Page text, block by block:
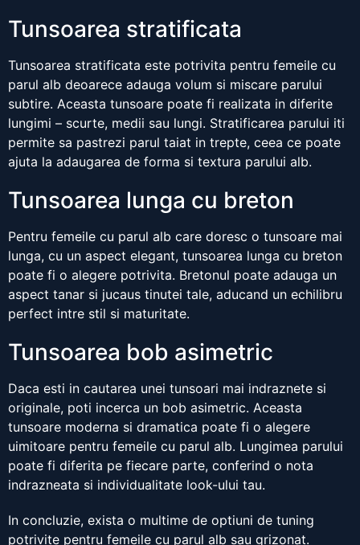
Tunsoarea stratificata
Tunsoarea stratificata este potrivita pentru femeile cu
parul alb deoarece adauga volum si miscare parului
subtire. Aceasta tunsoare poate fi realizata in diferite
lungimi – scurte, medii sau lungi. Stratificarea parului iti
permite sa pastrezi parul taiat in trepte, ceea ce poate
ajuta la adaugarea de forma si textura parului alb.
Tunsoarea lunga cu breton
Pentru femeile cu parul alb care doresc o tunsoare mai
lunga, cu un aspect elegant, tunsoarea lunga cu breton
poate fi o alegere potrivita. Bretonul poate adauga un
aspect tanar si jucaus tinutei tale, aducand un echilibru
perfect intre stil si maturitate.
Tunsoarea bob asimetric
Daca esti in cautarea unei tunsoari mai indraznete si
originale, poti incerca un bob asimetric. Aceasta
tunsoare moderna si dramatica poate fi o alegere
uimitoare pentru femeile cu parul alb. Lungimea parului
poate fi diferita pe fiecare parte, conferind o nota
indrazneata si individualitate look-ului tau.
In concluzie, exista o multime de optiuni de tuning
potrivite pentru femeile cu parul alb sau grizonat.